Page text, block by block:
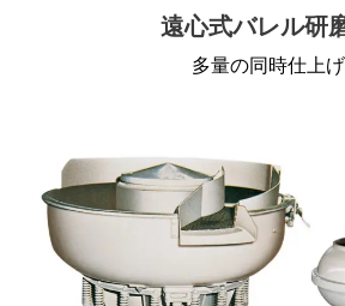
遠心式バレル研
多量の同時仕上げ